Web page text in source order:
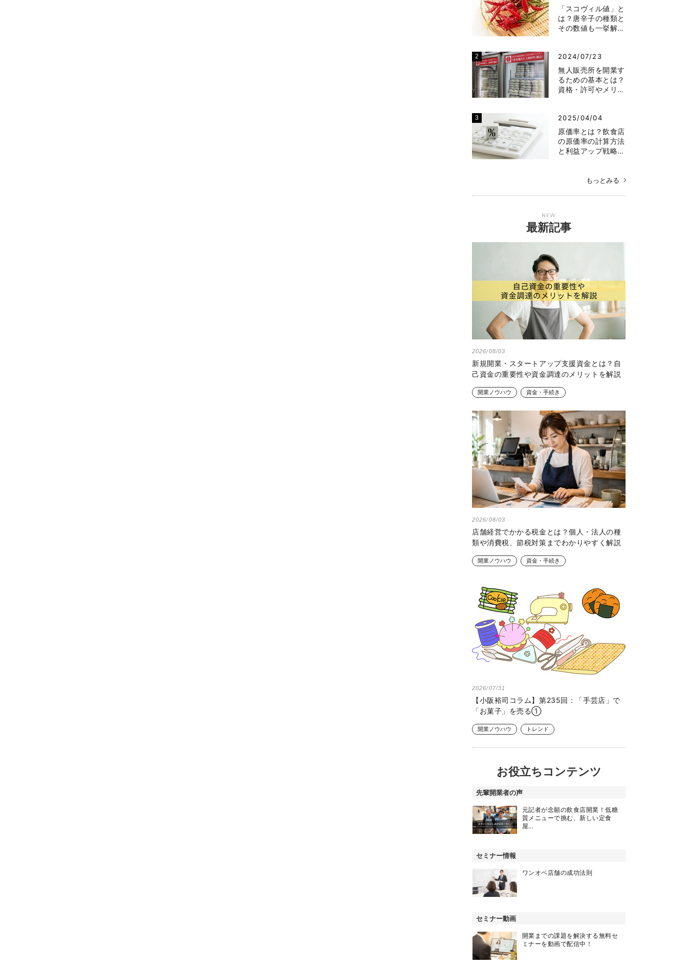
「スコヴィル値」と
は？唐辛子の種類と
その数値も一挙解…
2024/07/23
無人販売所を開業す
るための基本とは？
資格・許可やメリ…
2025/04/04
原価率とは？飲食店
の原価率の計算方法
と利益アップ戦略…
もっとみる
NEW
最新記事
2026/08/03
新規開業・スタートアップ支援資金とは？自
己資金の重要性や資金調達のメリットを解説
開業ノウハウ 資金・手続き
2026/08/03
店舗経営でかかる税金とは？個人・法人の種
類や消費税、節税対策までわかりやすく解説
開業ノウハウ 資金・手続き
2026/07/31
【小阪裕司コラム】第235回：「手芸店」で
「お菓子」を売る①
開業ノウハウ トレンド
お役立ちコンテンツ
先輩開業者の声
元記者が念願の飲食店開業！低糖
質メニューで挑む、新しい定食
屋…
セミナー情報
ワンオペ店舗の成功法則
セミナー動画
開業までの課題を解決する無料セ
ミナーを動画で配信中！